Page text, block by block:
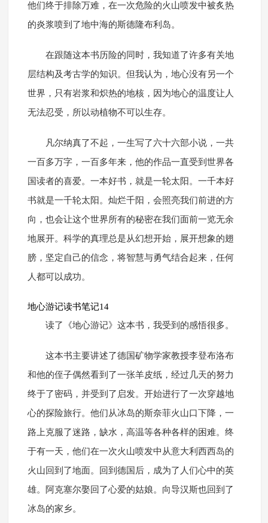
他们终于排除万难，在一次危险的火山喷发中被炙热
的炎浆喷到了地中海的斯德隆布利岛。
在跟随这本书历险的同时，我知道了许多有关地
层结构及考古学的知识。但我认为，地心没有另一个
世界，只有岩浆和炽热的地核，因为地心的温度让人
无法忍受，所以动植物不可以生存。
凡尔纳真了不起，一生写了六十六部小说，一共
一百多万字，一百多年来，他的作品一直受到世界各
国读者的喜爱。一本好书，就是一轮太阳。一千本好
书就是一千轮太阳。灿烂千阳，会照亮我们前进的方
向，也会让这个世界所有的秘密在我们面前一览无余
地展开。科学的真理总是从幻想开始，展开想象的翅
膀，坚定自己的信念，将智慧与勇气结合起来，任何
人都可以成功。
地心游记读书笔记14
读了《地心游记》这本书，我受到的感悟很多。
这本书主要讲述了德国矿物学家教授李登布洛布
和他的侄子偶然看到了一张羊皮纸，经过几天的努力
终于了密码，并受到了启发。开始进行了一次穿越地
心的探险旅行。他们从冰岛的斯奈菲火山口下降，一
路上克服了迷路，缺水，高温等各种各样的困难。终
于有一天，他们在一次火山喷发中从意大利西西岛的
火山回到了地面。回到德国后，成为了人们心中的英
雄。阿克塞尔娶回了心爱的姑娘。向导汉斯也回到了
冰岛的家乡。